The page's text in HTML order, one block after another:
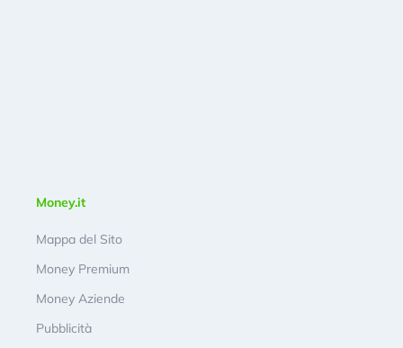
Money.it
Mappa del Sito
Money Premium
Money Aziende
Pubblicità